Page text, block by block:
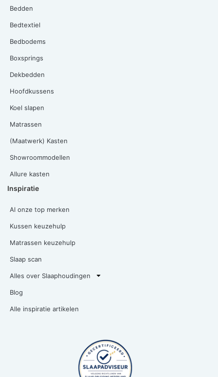
Bedden
Bedtextiel
Bedbodems
Boxsprings
Dekbedden
Hoofdkussens
Koel slapen
Matrassen
(Maatwerk) Kasten
Showroommodellen
Allure kasten
Inspiratie
Al onze top merken
Kussen keuzehulp
Matrassen keuzehulp
Slaap scan
Alles over Slaaphoudingen
Blog
Alle inspiratie artikelen